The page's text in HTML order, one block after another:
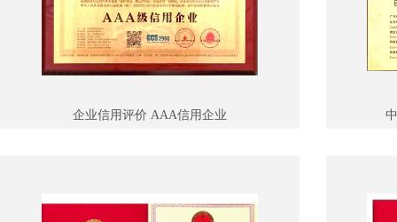
企业信用评价 AAA信用企业